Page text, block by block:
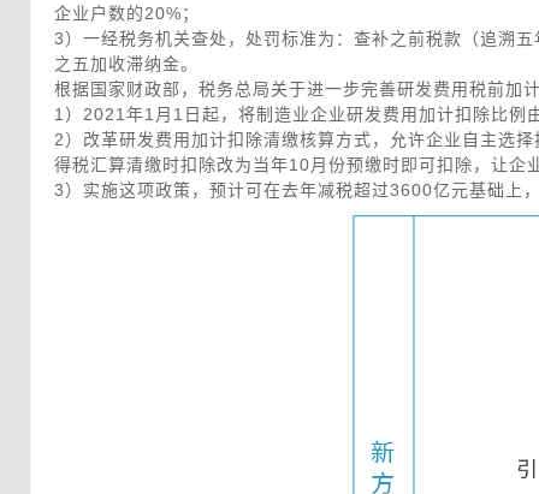
企业户数的20%；
3）一经税务机关查处，处罚标准为：查补之前税款（追溯
之五加收滞纳金。
根据国家财政部，税务总局关于进一步完善研发费用税前
1）2021年1月1日起，将制造业企业研发费用加计扣除比例
2）改革研发费用加计扣除清缴核算方式，允许企业自主选
得税汇算清缴时扣除改为当年10月份预缴时即可扣除，让企
3）实施这项政策，预计可在去年减税超过3600亿元基础上